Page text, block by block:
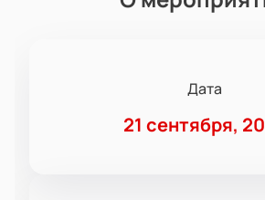
Дата
21 сентября,